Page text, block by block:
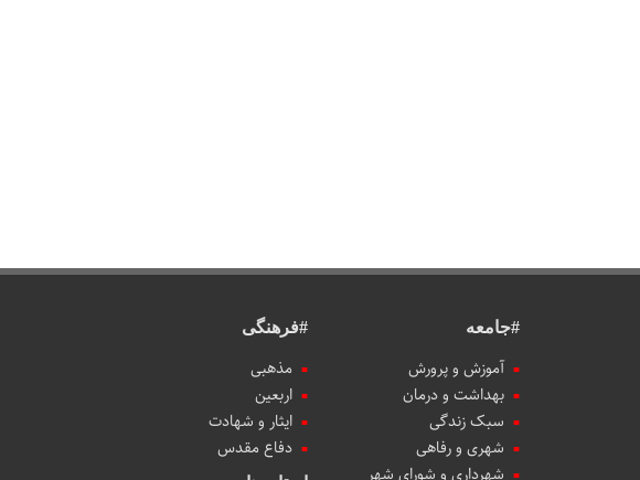
#جامعه
آموزش و پرورش
بهداشت و درمان
سبک زندگی
شهری و رفاهی
شهرداری و شورای شهر
#فرهنگی
مذهبی
اربعین
ایثار و شهادت
دفاع مقدس